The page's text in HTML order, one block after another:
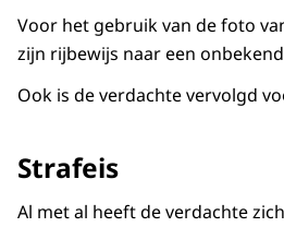
Voor het gebruik van de foto
zijn rijbewijs naar een
Ook is de verdachte vervolgd
Strafeis
Al met al heeft de verdachte